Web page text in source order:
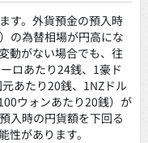
す。外貨預金の預入時
の為替相場が円高にな
動がない場合でも、往
ロあたり24銭、1豪ド
あたり20銭、1NZドル
ウォンあたり20銭）が
入時の円貨額を下回る
性があります。